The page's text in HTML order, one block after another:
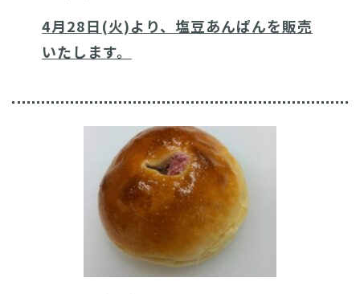
4月28日(火)より、塩豆あんぱんを販売
いたします。